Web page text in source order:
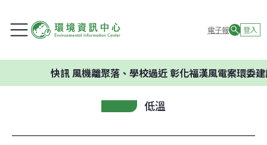
電子報 登入
風機離聚落、學校過近 彰化福漢風電案環委建議不應開
低溫